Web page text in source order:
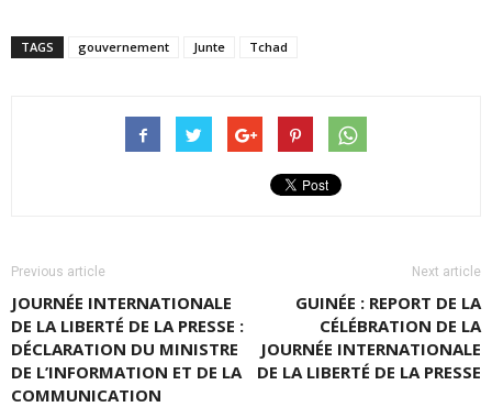
TAGS gouvernement Junte Tchad
Previous article
JOURNÉE INTERNATIONALE
DE LA LIBERTÉ DE LA PRESSE :
DÉCLARATION DU MINISTRE
DE L’INFORMATION ET DE LA
COMMUNICATION
Next article
GUINÉE : REPORT DE LA
CÉLÉBRATION DE LA
JOURNÉE INTERNATIONALE
DE LA LIBERTÉ DE LA PRESSE